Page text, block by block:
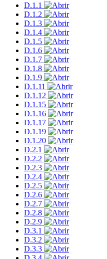
D.1.1
D.1.2
D.1.3
D.1.4
D.1.5
D.1.6
D.1.7
D.1.8
D.1.9
D.1.11
D.1.12
D.1.15
D.1.16
D.1.17
D.1.19
D.1.20
D.2.1
D.2.2
D.2.3
D.2.4
D.2.5
D.2.6
D.2.7
D.2.8
D.2.9
D.3.1
D.3.2
D.3.3